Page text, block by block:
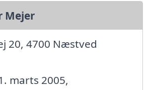
Mejer
20, 4700 Næstved
marts 2005,